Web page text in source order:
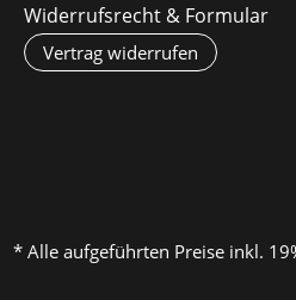
Widerrufsrecht & Formular
Vertrag widerrufen
* Alle aufgeführten Preise inkl.